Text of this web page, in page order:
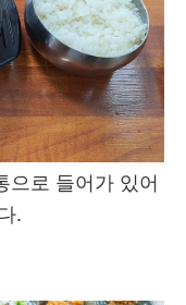
으로 들어가 있어
.